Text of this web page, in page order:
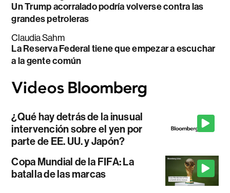
Un Trump acorralado podría volverse contra las
grandes petroleras
Claudia Sahm
La Reserva Federal tiene que empezar a escuchar
a la gente común
¿Qué hay detrás de la inusual
intervención sobre el yen por
parte de EE. UU. y Japón?
Copa Mundial de la FIFA: La
batalla de las marcas